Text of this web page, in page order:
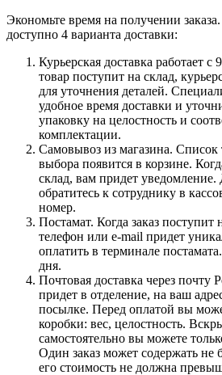
Экономьте время на получении
доступно 4 варианта доставки:
Курьерская доставка работает с
товар поступит на склад,
для уточнения деталей.
удобное время доставки и
упаковку на целостность и
комплектации.
Самовывоз из магазина. Список
выбора появится в корзине.
склад, вам придет уведомление.
обратитесь к сотруднику в
номер.
Постамат. Когда заказ поступит
телефон или e-mail придет
оплатить в терминале
дня.
Почтовая доставка через почту
придет в отделение, на ваш
посылке. Перед оплатой вы
коробки: вес, целостность.
самостоятельно вы можете
Один заказ может содержать не
его стоимость не должна